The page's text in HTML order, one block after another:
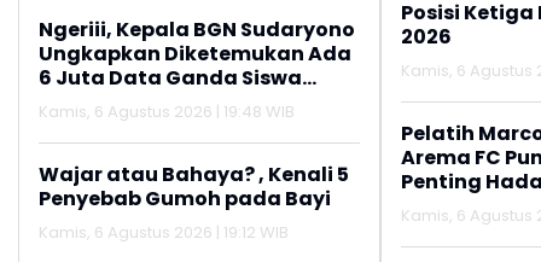
Ngeriii, Kepala BGN Sudaryono
Ungkapkan Diketemukan Ada
6 Juta Data Ganda Siswa
Penerima MBG
Kamis, 6 Agustus 2026 | 19:48 WIB
Wajar atau Bahaya? , Kenali 5
Penyebab Gumoh pada Bayi
Kamis, 6 Agustus 2026 | 19:12 WIB
Posisi Ketiga
2026
Kamis, 6 Agustus
Pelatih
Arema FC
Penting
Kamis, 6 Agustus